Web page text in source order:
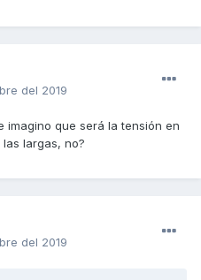
del 2019
imagino que será la tensión en
largas, no?
del 2019